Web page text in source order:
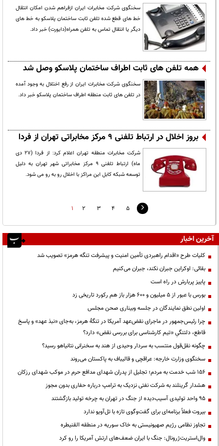
سخنگوی شرکت مخابرات ایران ازفراهم شدن امکان انتقال
خط های قطع شده تلفن ثابت ساختمان پلاسکو به خط های
دیگر یا انتقال تماس به تلفن همراه(دایورت) خبر داد.
همه تلفن های ثابت اطراف ساختمان پلاسکو وصل شد
سخنگوی شرکت مخابرات ایران از رفع اختلال به وجود آمده
در تلفن های ثابت منطقه اطراف ساختمان پلاسکو خبر داد.
بروز اخلال در ارتباط تلفنی 9 مرکز مخابراتی تهران از فردا
شرکت مخابرات منطقه تهران اعلام کرد: از فردا (27 دی
ماه) ارتباط تلفنی 9 مرکز مخابراتی شهر تهران به دلیل
توسعه شبکه کابل این مراکز با اخلال رو به رو می شود.
1 2 3 4 5
آخرین اخبار
کلیات طرح «اقدام راهبردی تأمین امنیت و پیشرفت تنگه هرمز» تصویب شد
بقائی: اوکراین جبران نکند، جبران می‌کنیم
پاییز پربارش در راه است
بورس با عبور از ۵ میلیون و ۶۰۰ هزار باز هم رکورد تاریخی زد
اولین نطق نمایندگان در جلسه وبیناری صحن مجلس
چرا رئیس‌جمهور در ماجرای نقض‌عهد آمریکا در تنگهٔ هرمز، به‌جای «نبذ عهد» و پاسخ
قاطع، دلتنگیِ «تیم کارشناسی برای بررسی نقض» دارد؟
چگونه نقل‌قول منتسب به سردار وحیدی از هند به سخنرانی نتانیاهو رسید؟
سخنگوی وزارت خارجه: عراقچی و قالیباف به پاکستان می‌روند
۱۵۶ شب خدمت به مردم؛ تجلیل از پدران شهدای مدافع حرم در موکب شهدای رزکان
هشدار گرینلند به شرکت نفتی نزدیک به ترامپ درباره حفاری بدون مجوز
95 واحد تولیدی آسیب‌دیده از جنگ در تهران به چرخه تولید بازگشتند
بیروت فعلاً برنامه‌ای برای گفت‌وگوی تازه با تل‌آویو ندارد
تجاوز نظامی رژیم صهیونیستی به خاک سوریه در منطقه القنیطره
وال‌استریت‌ژرونال: جنگ با ایران ضعف‌های ارتش آمریکا را رو کرد